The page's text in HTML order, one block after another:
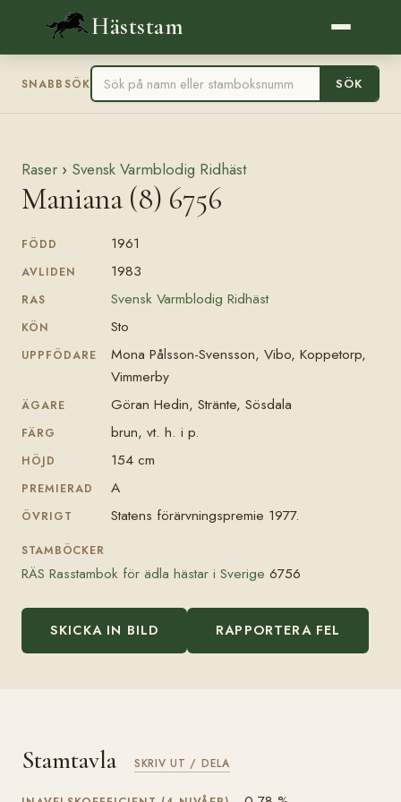
Häststam
SNABBSÖK SÖK
Raser › Svensk Varmblodig Ridhäst
Maniana (8) 6756
FÖDD 1961
AVLIDEN 1983
RAS Svensk Varmblodig Ridhäst
KÖN Sto
UPPFÖDARE
Mona Pålsson-Svensson, Vibo, Koppetorp,
Vimmerby
ÄGARE Göran Hedin, Stränte, Sösdala
FÄRG brun, vt. h. i p.
HÖJD 154 cm
PREMIERAD A
ÖVRIGT Statens förärvningspremie 1977.
STAMBÖCKER
RÄS Rasstambok för ädla hästar i Sverige 6756
SKICKA IN BILD RAPPORTERA FEL
Stamtavla SKRIV UT / DELA